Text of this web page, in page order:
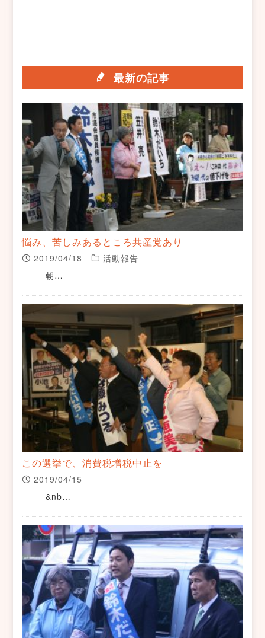
最新の記事
悩み、苦しみあるところ共産党あり
2019/04/18
活動報告
朝…
この選挙で、消費税増税中止を
2019/04/15
&nb…